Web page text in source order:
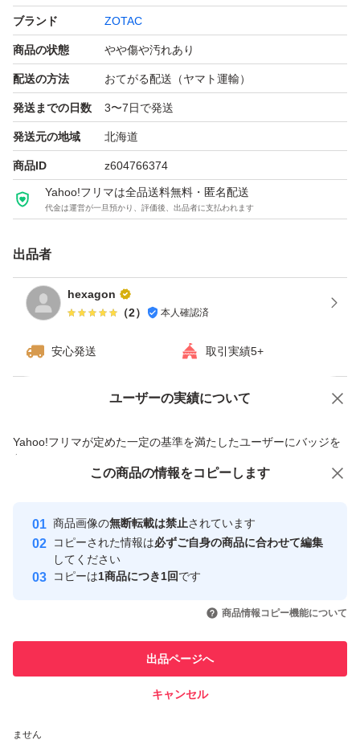
ブランド ZOTAC
商品の状態 やや傷や汚れあり
配送の方法 おてがる配送（ヤマト運輸）
発送までの日数 3〜7日で発送
発送元の地域 北海道
商品ID z604766374
Yahoo!フリマは全品送料無料・匿名配送
代金は運営が一旦預かり、評価後、出品者に支払われます
出品者
hexagon
（2） 本人確認済
安心発送 取引実績5+
ユーザーの実績について
Yahoo!フリマが定めた一定の基準を満たしたユーザーにバッジを
付与しています
安心取引出品者
心・安全なユーザーです
取引実績
引を完了させた実績があります
での取引実績があります
ません
価格の相談 商品への質問
この商品の情報をコピーします
商品画像の無断転載は禁止されています
コピーされた情報は必ずご自身の商品に合わせて編集
してください
コピーは1商品につき1回です
商品情報コピー機能について
出品ページへ
キャンセル
この商品をみている人にオススメ